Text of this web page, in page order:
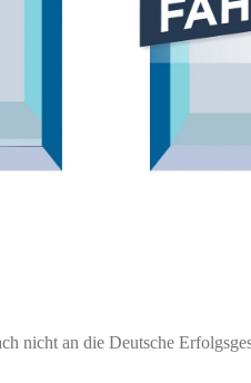
nicht an die Deutsche